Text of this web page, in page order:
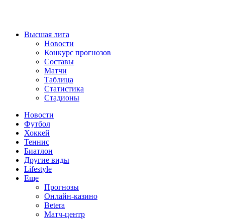
Высшая лига
Новости
Конкурс прогнозов
Составы
Матчи
Таблица
Статистика
Стадионы
Новости
Футбол
Хоккей
Теннис
Биатлон
Другие виды
Lifestyle
Еще
Прогнозы
Онлайн-казино
Betera
Матч-центр